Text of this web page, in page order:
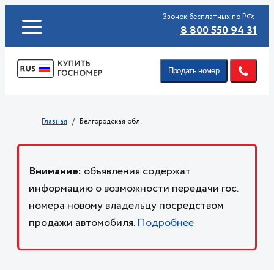
Звонок бесплатных по РФ:
8 800 550 94 31
Продать номер
Главная Белгородская обл.
Внимание: объявления содержат
информацию о возможности передачи гос.
номера новому владельцу посредством
продажи автомобиля.Подробнее